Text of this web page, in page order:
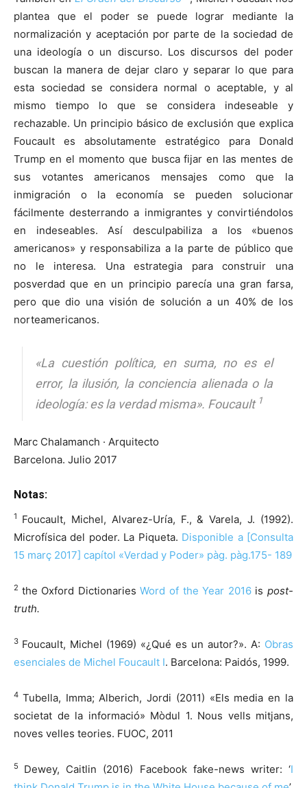
plantea que el poder se puede lograr mediante la
normalización y aceptación por parte de la sociedad de
una ideología o un discurso. Los discursos del poder
buscan la manera de dejar claro y separar lo que para
esta sociedad se considera normal o aceptable, y al
mismo tiempo lo que se considera indeseable y
rechazable. Un principio básico de exclusión que explica
Foucault es absolutamente estratégico para Donald
Trump en el momento que busca fijar en las mentes de
sus votantes americanos mensajes como que la
inmigración o la economía se pueden solucionar
fácilmente desterrando a inmigrantes y convirtiéndolos
en indeseables. Así desculpabiliza a los «buenos
americanos» y responsabiliza a la parte de público que
no le interesa. Una estrategia para construir una
posverdad que en un principio parecía una gran farsa,
pero que dio una visión de solución a un 40% de los
norteamericanos.
«La cuestión política, en suma, no es el
error, la ilusión, la conciencia alienada o la
ideología: es la verdad misma». Foucault 1
Marc Chalamanch · Arquitecto
Barcelona. Julio 2017
Notas:
1 Foucault, Michel, Alvarez-Uría, F., & Varela, J. (1992).
Microfísica del poder. La Piqueta. Disponible a [Consulta
15 març 2017] capítol «Verdad y Poder» pàg. pàg.175- 189
2 the Oxford DictionariesWord of the Year 2016ispost-
truth.
3 Foucault, Michel (1969) «¿Qué es un autor?». A: Obras
esenciales de Michel Foucault I. Barcelona: Paidós, 1999.
4 Tubella, Imma; Alberich, Jordi (2011) «Els media en la
societat de la informació» Mòdul 1. Nous vells mitjans,
noves velles teories. FUOC, 2011
5 Dewey, Caitlin (2016) Facebook fake-news writer: ‘I